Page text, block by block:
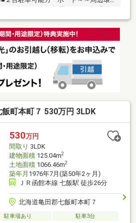
・・12分土日祝日はもちろん、お仕
♪写真とは違う実際の物件をぜひご覧く
受けておりますのでリフォーム等の
税金や銀行融資関係等の資金の提案も
町本町７ 530万円 3LDK
530万円
間取り 3LDK
建物面積125.04m2
土地面積1066.46m2
築年月 1976年7月(築50年2ヶ月)
ＪＲ函館本線 七飯駅 徒歩26分
北海道亀田郡七飯町本町７
駐車場あり
駐車3台